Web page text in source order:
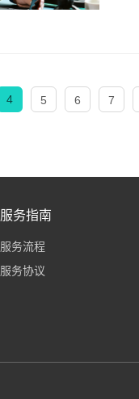
4 5 6 7
服务指南
服务流程
服务协议